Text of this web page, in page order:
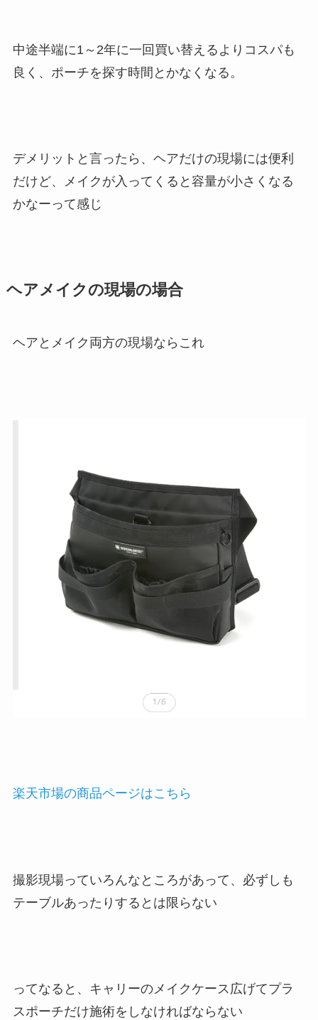
中途半端に1～2年に一回買い替えるよりコスパも
良く、ポーチを探す時間とかなくなる。
デメリットと言ったら、ヘアだけの現場には便利
だけど、メイクが入ってくると容量が小さくなる
かなーって感じ
ヘアメイクの現場の場合
ヘアとメイク両方の現場ならこれ
楽天市場の商品ページはこちら
撮影現場っていろんなところがあって、必ずしも
テーブルあったりするとは限らない
ってなると、キャリーのメイクケース広げてプラ
スポーチだけ施術をしなければならない